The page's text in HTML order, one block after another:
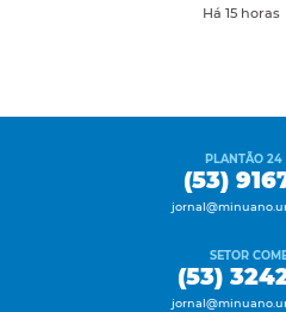
Há 15 horas
PLANTÃO 24
(53)
SETOR
(53)